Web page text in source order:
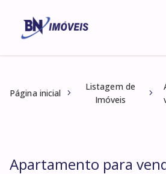
Página inicial
Listagem de
Imóveis
Apartamento para